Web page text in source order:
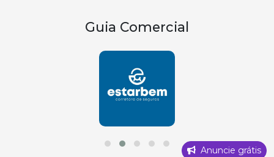
Guia Comercial
Anuncie grátis